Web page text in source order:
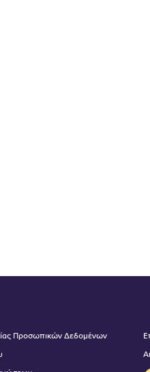
Προσωπικών Δεδομένων